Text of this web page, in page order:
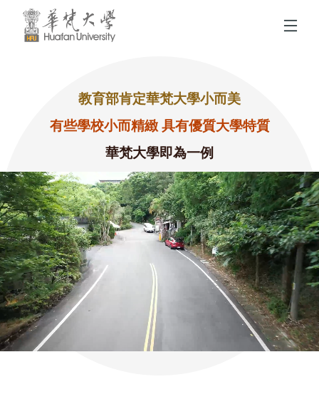
跳到頁面主要內容區
教育部肯定華梵大學小而美
有些學校小而精緻 具有優質大學特質
華梵大學即為一例